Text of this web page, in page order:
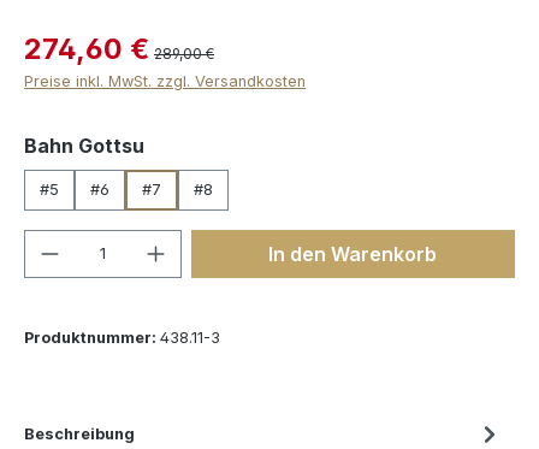
274,60 € 289,00 €
Preise inkl. MwSt. zzgl. Versandkosten
Bahn Gottsu
#5 #6 #7 #8
Produkt Anzahl: Gib denIn den Warenkorb
Produktnummer: 438.11-3
Beschreibung